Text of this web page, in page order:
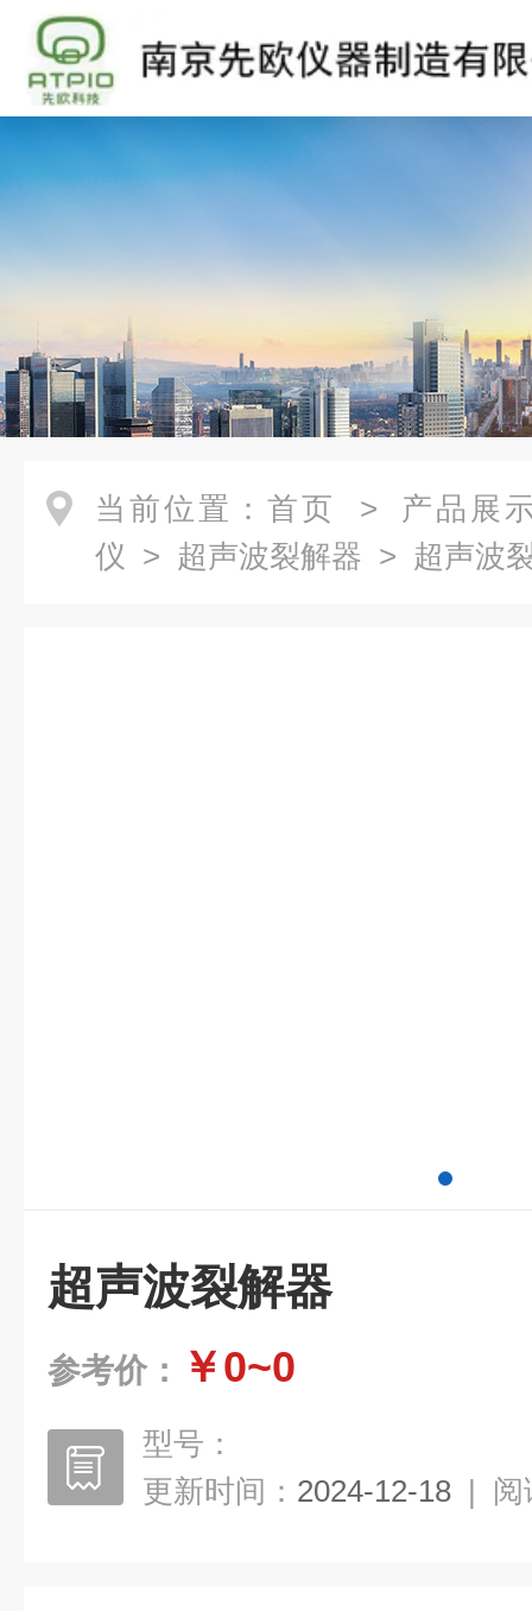
当前位置： 首页 > 产品展
仪 > 超声波裂解器 > 超声波
超声波裂解器
参考价： ￥0~0
型号：
更新时间： 2024-12-18 | 阅